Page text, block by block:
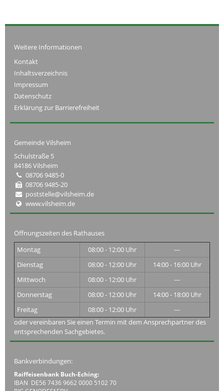
Weitere Informationen
Kontakt
Inhaltsverzeichnis
Impressum
Datenschutz
Erklärung zur Barrierefreiheit
Gemeinde Vilsheim
Schulstraße 5
84186 Vilsheim
08706 9485-0
08706 9485-20
poststelle@vilsheim.de
www.vilsheim.de
Öffnungszeiten des Rathauses
Montag
08:00 - 12:00 Uhr
---
Dienstag
08:00 - 12:00 Uhr
14:00 - 16:00 Uhr
Mittwoch
08:00 - 12:00 Uhr
---
Donnerstag
08:00 - 12:00 Uhr
14:00 - 18:00 Uhr
Freitag
08:00 - 12:00 Uhr
---
oder vereinbaren Sie einen Termin mit dem Ansprechpartner des
entsprechenden Sachgebietes.
Bankverbindungen:
Raiffeisenbank Buch-Eching:
IBAN DE56 7436 9662 0000 5102 70